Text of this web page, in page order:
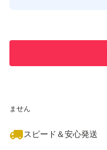
ません
スピード＆安心発送